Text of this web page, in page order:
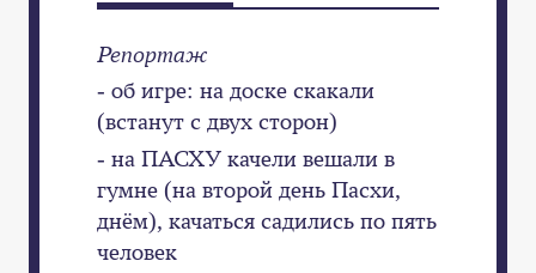
Репортаж
- об игре: на доске скакали
(встанут с двух сторон)
- на ПАСХУ качели вешали в
гумне (на второй день Пасхи,
днём), качаться садились по пять
человек